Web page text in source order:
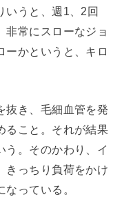
いうと、週1、2回
非常にスローなジョ
ーかというと、キロ
抜き、毛細血管を発
ること。それが結果
う。そのかわり、イ
きっちり負荷をかけ
っている。